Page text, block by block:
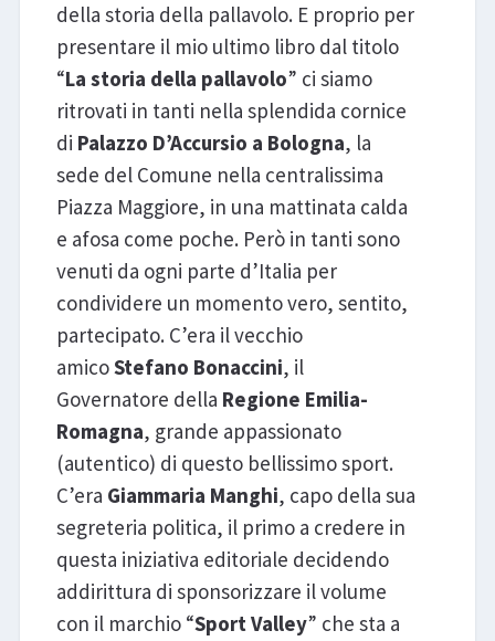
della storia della pallavolo. E proprio per
presentare il mio ultimo libro dal titolo
“La storia della pallavolo” ci siamo
ritrovati in tanti nella splendida cornice
di Palazzo D’Accursio a Bologna, la
sede del Comune nella centralissima
Piazza Maggiore, in una mattinata calda
e afosa come poche. Però in tanti sono
venuti da ogni parte d’Italia per
condividere un momento vero, sentito,
partecipato. C’era il vecchio
amicoStefano Bonaccini, il
Governatore della Regione Emilia-
Romagna, grande appassionato
(autentico) di questo bellissimo sport.
C’era Giammaria Manghi, capo della sua
segreteria politica, il primo a credere in
questa iniziativa editoriale decidendo
addirittura di sponsorizzare il volume
con il marchio “Sport Valley” che sta a